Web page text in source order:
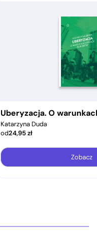
Uberyzacja. O
Katarzyna Duda
od24,95zł
Zobacz